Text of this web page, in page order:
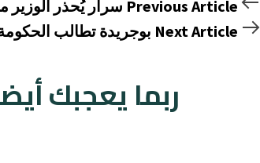
سرار يُحذر
بوجريدة تطالب
ربما يعجبك